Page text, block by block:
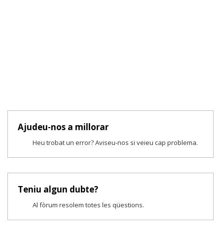
Ajudeu-nos a millorar
Heu trobat un error? Aviseu-nos si veieu cap problema.
Teniu algun dubte?
Al fòrum resolem totes les qüestions.